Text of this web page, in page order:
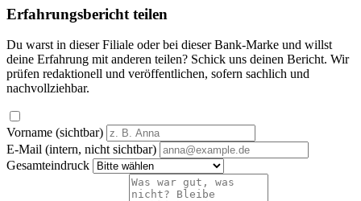
Erfahrungsbericht teilen
Du warst in dieser Filiale oder bei dieser Bank-Marke und willst
deine Erfahrung mit anderen teilen? Schick uns deinen Bericht. Wir
prüfen redaktionell und veröffentlichen, sofern sachlich und
nachvollziehbar.
Vorname (sichtbar)
E-Mail (intern, nicht sichtbar)
Gesamteindruck